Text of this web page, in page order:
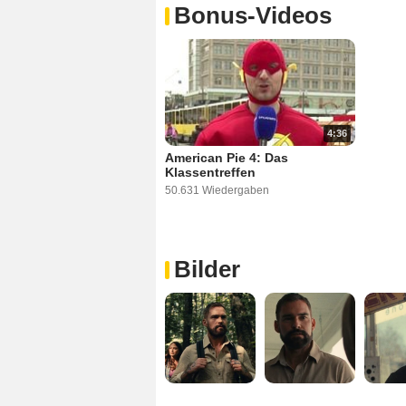
Bonus-Videos
4:36
American Pie 4: Das
Klassentreffen
50.631 Wiedergaben
Bilder